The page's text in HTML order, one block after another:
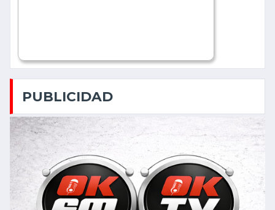
PUBLICIDAD